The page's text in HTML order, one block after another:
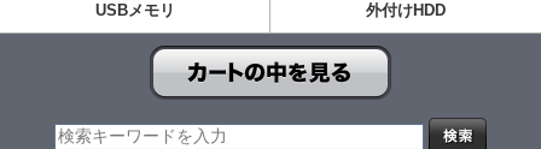
USBメモリ 外付けHDD